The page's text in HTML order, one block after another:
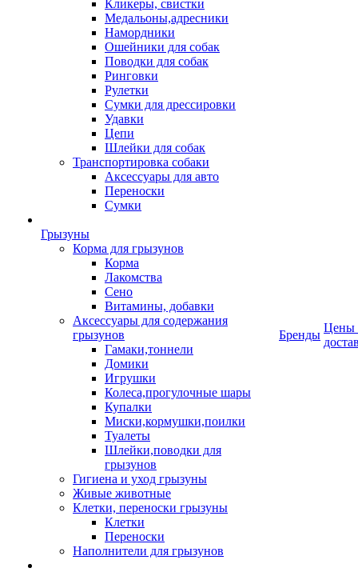
Кликеры, свистки
Медальоны,адресники
Намордники
Ошейники для собак
Поводки для собак
Ринговки
Рулетки
Сумки для дрессировки
Удавки
Цепи
Шлейки для собак
Транспортировка собаки
Аксессуары для авто
Переноски
Сумки
Грызуны
Корма для грызунов
Корма
Лакомства
Сено
Витамины, добавки
Аксессуары для содержания
грызунов
Гамаки,тоннели
Домики
Игрушки
Колеса,прогулочные шары
Купалки
Миски,кормушки,поилки
Туалеты
Шлейки,поводки для
грызунов
Гигиена и уход грызуны
Живые животные
Клетки, переноски грызуны
Клетки
Переноски
Наполнители для грызунов
Бренды
Цены